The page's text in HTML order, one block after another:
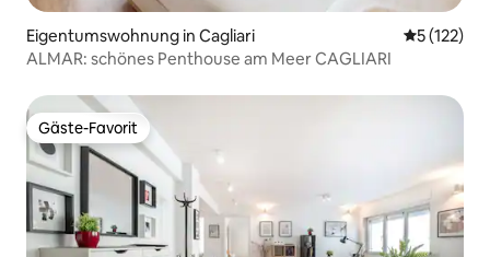
Eigentumswohnung in Cagliari
5 (122)
ALMAR: schönes Penthouse am Meer CAGLIARI
Gäste-Favorit
Gäste-Favorit